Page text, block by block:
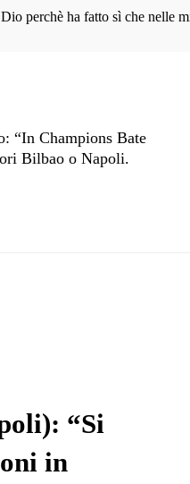
perchè ha fatto sì che nelle
“In Champions Bate
Bilbao o Napoli.
“Si
in